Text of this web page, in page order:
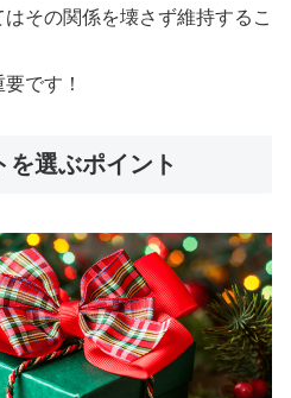
その関係を壊さず維持するこ
です！
を選ぶポイント